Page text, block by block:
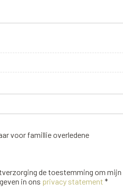
voor famillie overledene
de toestemming om mijn
in ons privacy statement *